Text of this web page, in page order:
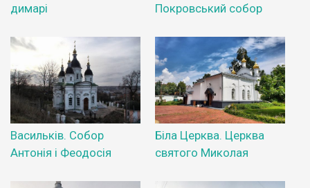
димарі
Покровський собор
Васильків. Собор
Антонія і Феодосія
Біла Церква. Церква
святого Миколая